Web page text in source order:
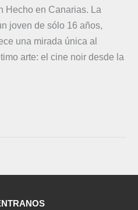
Hecho en Canarias. La
joven de sólo 16 años,
una mirada única al
arte: el cine noir desde la